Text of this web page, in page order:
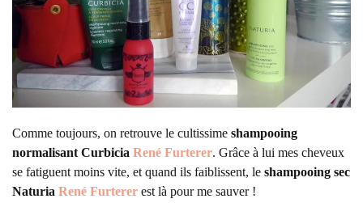
Comme toujours, on retrouve le cultissime shampooing
normalisant Curbicia René Furterer. Grâce à lui mes cheveux
se fatiguent moins vite, et quand ils faiblissent, le shampooing sec
Naturia René Furterer est là pour me sauver !